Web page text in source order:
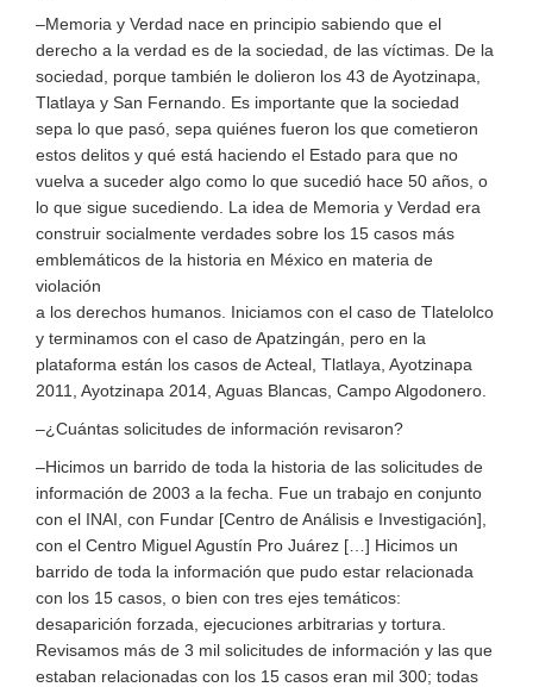
–Memoria y Verdad nace en principio sabiendo que el
derecho a la verdad es de la sociedad, de las víctimas. De la
sociedad, porque también le dolieron los 43 de Ayotzinapa,
Tlatlaya y San Fernando. Es importante que la sociedad
sepa lo que pasó, sepa quiénes fueron los que cometieron
estos delitos y qué está haciendo el Estado para que no
vuelva a suceder algo como lo que sucedió hace 50 años, o
lo que sigue sucediendo. La idea de Memoria y Verdad era
construir socialmente verdades sobre los 15 casos más
emblemáticos de la historia en México en materia de
violación
a los derechos humanos. Iniciamos con el caso de Tlatelolco
y terminamos con el caso de Apatzingán, pero en la
plataforma están los casos de Acteal, Tlatlaya, Ayotzinapa
2011, Ayotzinapa 2014, Aguas Blancas, Campo Algodonero.
–¿Cuántas solicitudes de información revisaron?
–Hicimos un barrido de toda la historia de las solicitudes de
información de 2003 a la fecha. Fue un trabajo en conjunto
con el INAI, con Fundar [Centro de Análisis e Investigación],
con el Centro Miguel Agustín Pro Juárez […] Hicimos un
barrido de toda la información que pudo estar relacionada
con los 15 casos, o bien con tres ejes temáticos:
desaparición forzada, ejecuciones arbitrarias y tortura.
Revisamos más de 3 mil solicitudes de información y las que
estaban relacionadas con los 15 casos eran mil 300; todas